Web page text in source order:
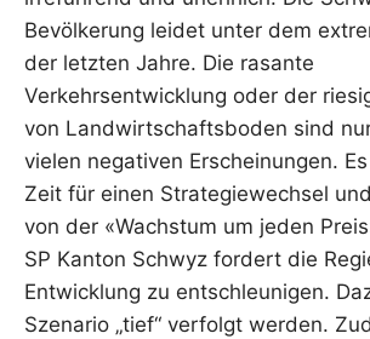
Bevölkerung leidet unter dem
der letzten Jahre. Die rasante
Verkehrsentwicklung oder der
von Landwirtschaftsboden sind
vielen negativen Erscheinungen.
Zeit für einen Strategiewechsel
von der «Wachstum um jeden
SP Kanton Schwyz fordert die
Entwicklung zu entschleunigen.
Szenario „tief“ verfolgt werden.